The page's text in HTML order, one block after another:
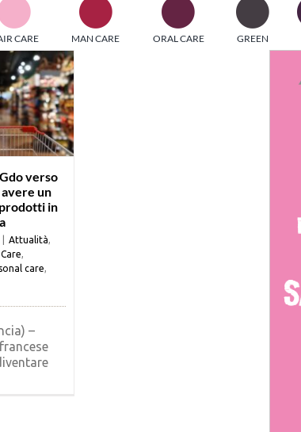
pool di società di comunicazione
b2b. Edizioni Turbo, in
verticali, fornisce strumenti di
nei settori beauty, food,
CARE MAN CARE ORAL CARE GREEN
verso l’obbligo di
avere un quinto dei
prodotti in forma
sfusa
verso
avere un
in
Attualità
care
–